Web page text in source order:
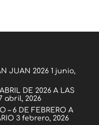
JUAN 2026 1 junio,
DE 2026 A LAS
abril, 2026
– 6 DE FEBRERO A
3 febrero, 2026